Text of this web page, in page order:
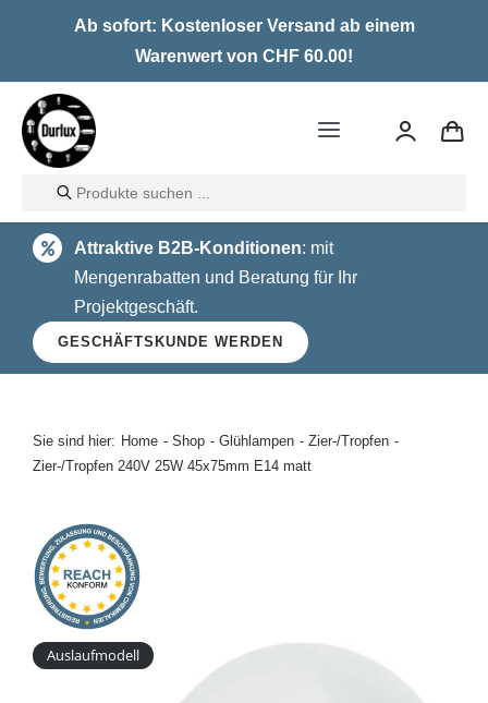
Ab sofort: Kostenloser Versand ab einem
Warenwert von CHF 60.00!
Toggle
Home
LED
Halogen
Glühlampen
Kontakt
Products
search
Attraktive B2B-Konditionen: mit
Mengenrabatten und Beratung für Ihr
Projektgeschäft.
GESCHÄFTSKUNDE WERDEN
Sie sind hier: Home Shop Glühlampen
Zier-/Tropfen
Zier-/Tropfen 240V 25W 45x75mm E14 matt
Auslaufmodell